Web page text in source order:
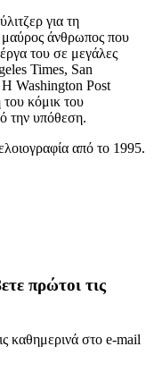
για τη
μαύρος άνθρωπος που
του σε μεγάλες
Times, San
Washington Post
του κόμικ του
την υπόθεση.
από το 1995.
πρώτοι τις
καθημερινά στο e-mail